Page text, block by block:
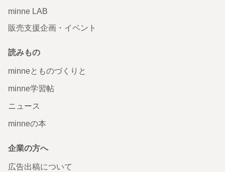
minne LAB
販売支援企画・イベント
読みもの
minneとものづくりと
minne学習帖
ニュース
minneの本
企業の方へ
広告出稿について